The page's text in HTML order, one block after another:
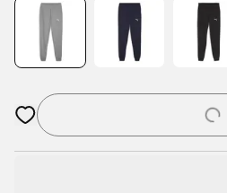
Åbner en Modal til at logge ind